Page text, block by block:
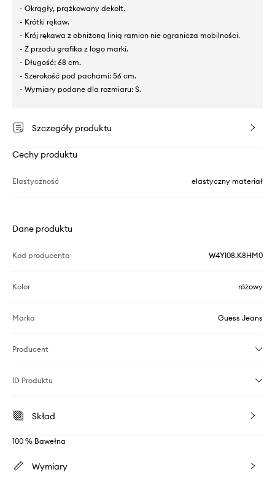
- Okrągły, prążkowany dekolt.
- Krótki rękaw.
- Krój rękawa z obniżoną linią ramion nie ogranicza mobilności.
- Z przodu grafika z logo marki.
- Długość: 68 cm.
- Szerokość pod pachami: 56 cm.
- Wymiary podane dla rozmiaru: S.
Szczegóły produktu
Cechy produktu
Elastyczność elastyczny materiał
Dane produktu
Kod producenta W4YI08.K8HM0
Kolor różowy
Marka Guess Jeans
Producent
ID Produktu
Skład
100 % Bawełna
Wymiary